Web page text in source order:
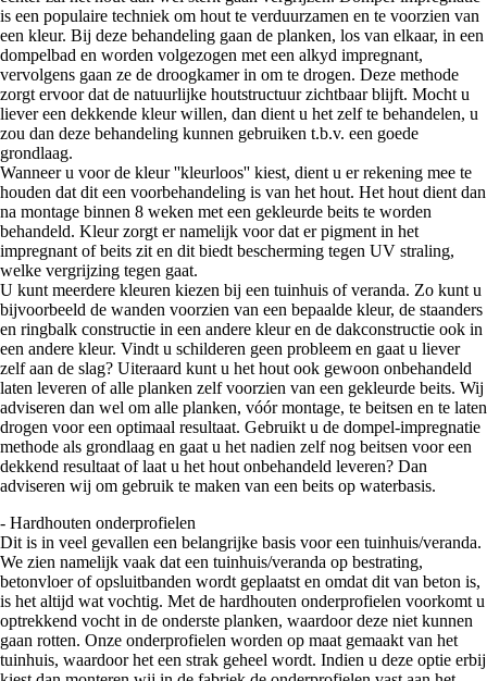
is een populaire techniek om hout te verduurzamen en te voorzien van
een kleur. Bij deze behandeling gaan de planken, los van elkaar, in een
dompelbad en worden volgezogen met een alkyd impregnant,
vervolgens gaan ze de droogkamer in om te drogen. Deze methode
zorgt ervoor dat de natuurlijke houtstructuur zichtbaar blijft. Mocht u
liever een dekkende kleur willen, dan dient u het zelf te behandelen, u
zou dan deze behandeling kunnen gebruiken t.b.v. een goede
grondlaag.
Wanneer u voor de kleur ''kleurloos'' kiest, dient u er rekening mee te
houden dat dit een voorbehandeling is van het hout. Het hout dient dan
na montage binnen 8 weken met een gekleurde beits te worden
behandeld. Kleur zorgt er namelijk voor dat er pigment in het
impregnant of beits zit en dit biedt bescherming tegen UV straling,
welke vergrijzing tegen gaat.
U kunt meerdere kleuren kiezen bij een tuinhuis of veranda. Zo kunt u
bijvoorbeeld de wanden voorzien van een bepaalde kleur, de staanders
en ringbalk constructie in een andere kleur en de dakconstructie ook in
een andere kleur. Vindt u schilderen geen probleem en gaat u liever
zelf aan de slag? Uiteraard kunt u het hout ook gewoon onbehandeld
laten leveren of alle planken zelf voorzien van een gekleurde beits. Wij
adviseren dan wel om alle planken, vóór montage, te beitsen en te laten
drogen voor een optimaal resultaat. Gebruikt u de dompel-impregnatie
methode als grondlaag en gaat u het nadien zelf nog beitsen voor een
dekkend resultaat of laat u het hout onbehandeld leveren? Dan
adviseren wij om gebruik te maken van een beits op waterbasis.
- Hardhouten onderprofielen
Dit is in veel gevallen een belangrijke basis voor een tuinhuis/veranda.
We zien namelijk vaak dat een tuinhuis/veranda op bestrating,
betonvloer of opsluitbanden wordt geplaatst en omdat dit van beton is,
is het altijd wat vochtig. Met de hardhouten onderprofielen voorkomt u
optrekkend vocht in de onderste planken, waardoor deze niet kunnen
gaan rotten. Onze onderprofielen worden op maat gemaakt van het
tuinhuis, waardoor het een strak geheel wordt. Indien u deze optie erbij